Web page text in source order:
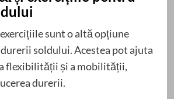
sunt o altă opțiune
soldului. Acestea pot ajuta
flexibilității și a mobilității,
durerii.